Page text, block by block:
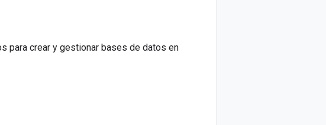
para crear y gestionar bases de datos en